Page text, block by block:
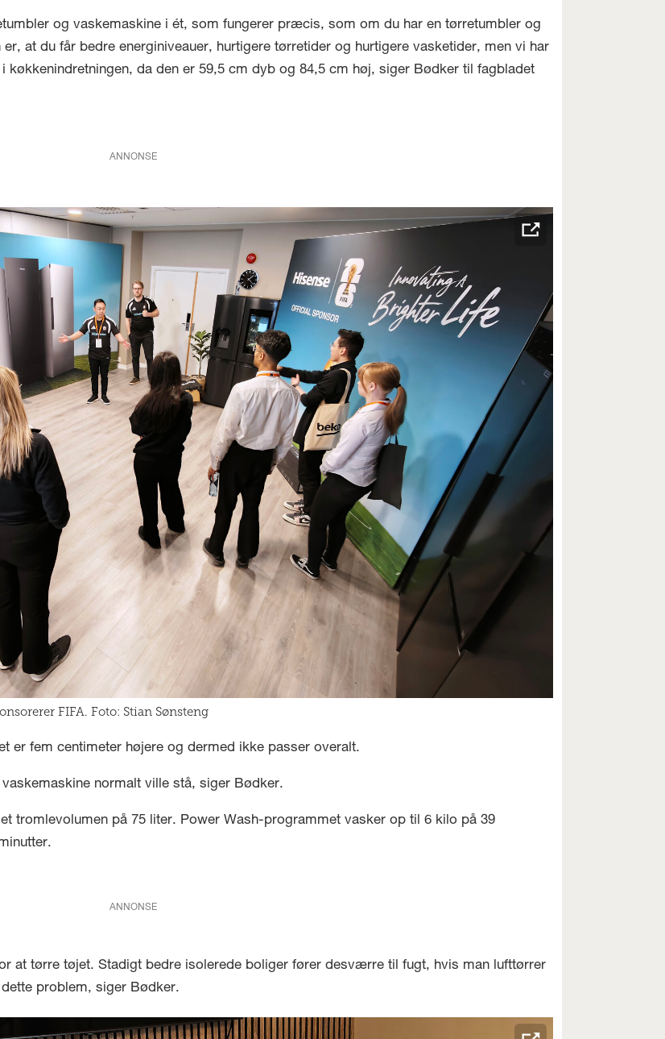
og vaskemaskine i ét, som fungerer præcis, som om du har en tørretumbler og
at du får bedre energiniveauer, hurtigere tørretider og hurtigere vasketider, men vi har
da den er 59,5 cm dyb og 84,5 cm høj, siger Bødker til fagbladet
ANNONSE
FIFA. Foto: Stian Sønsteng
er fem centimeter højere og dermed ikke passer overalt.
normalt ville stå, siger Bødker.
tromlevolumen på 75 liter. Power Wash-programmet vasker op til 6 kilo på 39
ANNONSE
at tørre tøjet. Stadigt bedre isolerede boliger fører desværre til fugt, hvis man lufttørrer
problem, siger Bødker.